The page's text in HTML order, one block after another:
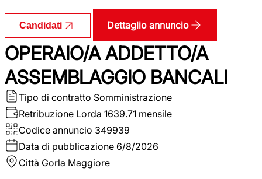
Candidati Dettaglio annuncio
OPERAIO/A ADDETTO/A
ASSEMBLAGGIO BANCALI
Tipo di contratto Somministrazione
Retribuzione Lorda 1639.71 mensile
Codice annuncio 349939
Data di pubblicazione 6/8/2026
Città Gorla Maggiore